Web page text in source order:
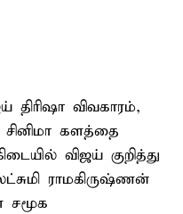
விவகாரம்,
களத்தை
விஜய் குறித்து
ராமகிருஷ்ணன்
சமூக